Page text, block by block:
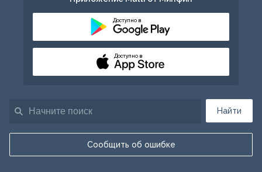
Найти
Сообщить об ошибке
Доступно в
Доступно в